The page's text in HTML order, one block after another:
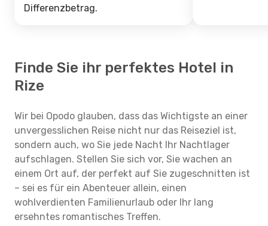
Differenzbetrag.
Finde Sie ihr perfektes Hotel in
Rize
Wir bei Opodo glauben, dass das Wichtigste an einer
unvergesslichen Reise nicht nur das Reiseziel ist,
sondern auch, wo Sie jede Nacht Ihr Nachtlager
aufschlagen. Stellen Sie sich vor, Sie wachen an
einem Ort auf, der perfekt auf Sie zugeschnitten ist
– sei es für ein Abenteuer allein, einen
wohlverdienten Familienurlaub oder Ihr lang
ersehntes romantisches Treffen.